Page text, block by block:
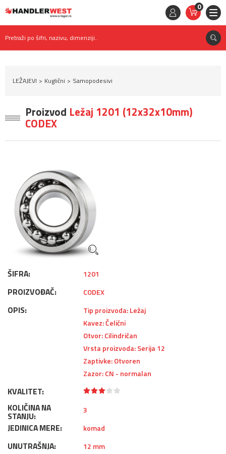
0
STAVKE
0,
RSD
Pretraži po šifri, nazivu, dimenziji..
LEŽAJEVI Kuglični Samopodesivi
Proizvod Ležaj 1201 (12x32x10mm)
CODEX
ŠIFRA: 1201
PROIZVOĐAČ: CODEX
OPIS:
Tip proizvoda: Ležaj
Kavez: Čelični
Otvor: Cilindričan
Vrsta proizvoda: Serija 12
Zaptivke: Otvoren
Zazor: CN - normalan
KVALITET:
KOLIČINA NA
STANJU:
3
JEDINICA MERE: komad
UNUTRAŠNJA: 12 mm